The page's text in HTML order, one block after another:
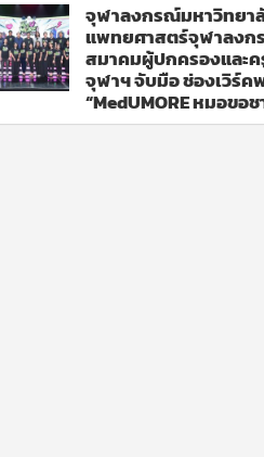
จุฬาลงกรณ์มหาวิทยา
แพทยศาสตร์จุฬาลงก
สมาคมผู้ปกครองและค
จุฬาฯ จับมือ ช่องเวิร์ค
“MedUMORE หมอขอช